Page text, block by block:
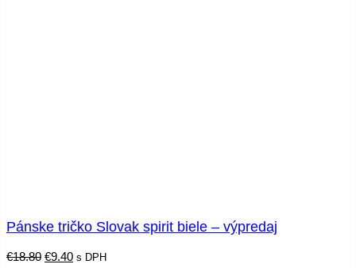
Pánske tričko Slovak spirit biele – výpredaj
€18.80 Pôvodná
€9.40Aktuálna
s DPH